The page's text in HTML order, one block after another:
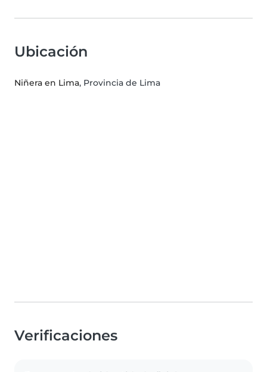
Ubicación
Niñera en Lima, Provincia de Lima
Verificaciones